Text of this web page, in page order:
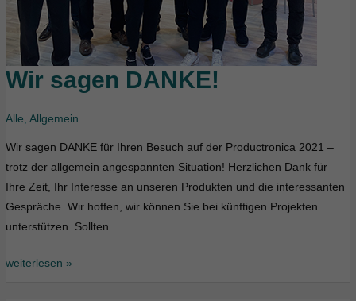
Wir sagen DANKE!
Alle,Allgemein
Wir sagen DANKE für Ihren Besuch auf der Productronica 2021 –
trotz der allgemein angespannten Situation! Herzlichen Dank für
Ihre Zeit, Ihr Interesse an unseren Produkten und die interessanten
Gespräche. Wir hoffen, wir können Sie bei künftigen Projekten
unterstützen. Sollten
Wir
DANKE!
weiterlesen »